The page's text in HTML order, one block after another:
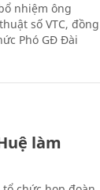
nhiệm ông
số VTC, đồng
Phó GĐ Đài
làm